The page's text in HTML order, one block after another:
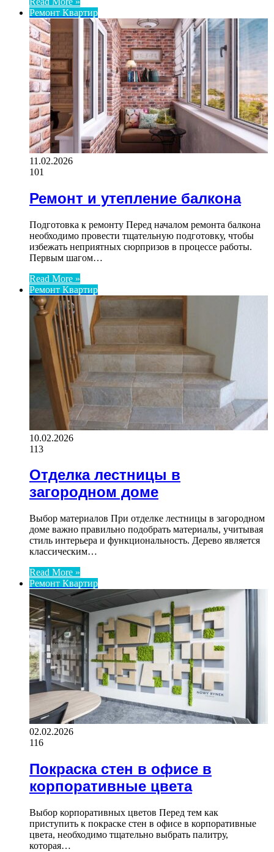
Ремонт Квартир
11.02.2026
101
Ремонт и утепление балкона
Подготовка к ремонту Перед началом ремонта балкона
необходимо провести тщательную подготовку, чтобы
избежать неприятных сюрпризов в процессе работы.
Первым шагом…
Read More »
Ремонт Квартир
10.02.2026
113
Отделка лестницы в
загородном доме
Выбор материалов При отделке лестницы в загородном
доме важно правильно подобрать материалы, учитывая
стиль интерьера и функциональность. Дерево является
классическим…
Read More »
Ремонт Квартир
02.02.2026
116
Покраска стен в офисе в
корпоративные цвета
Выбор корпоративных цветов Перед тем как
приступить к покраске стен в офисе в корпоративные
цвета, необходимо тщательно выбрать палитру,
которая…